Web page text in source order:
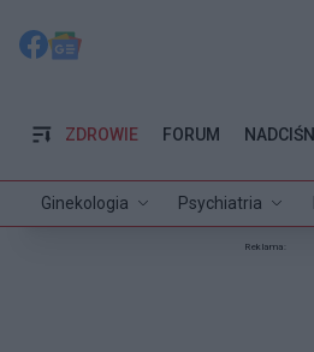
ZDROWIE
Ginekologia Psychiatria
FORUM
Reklama: